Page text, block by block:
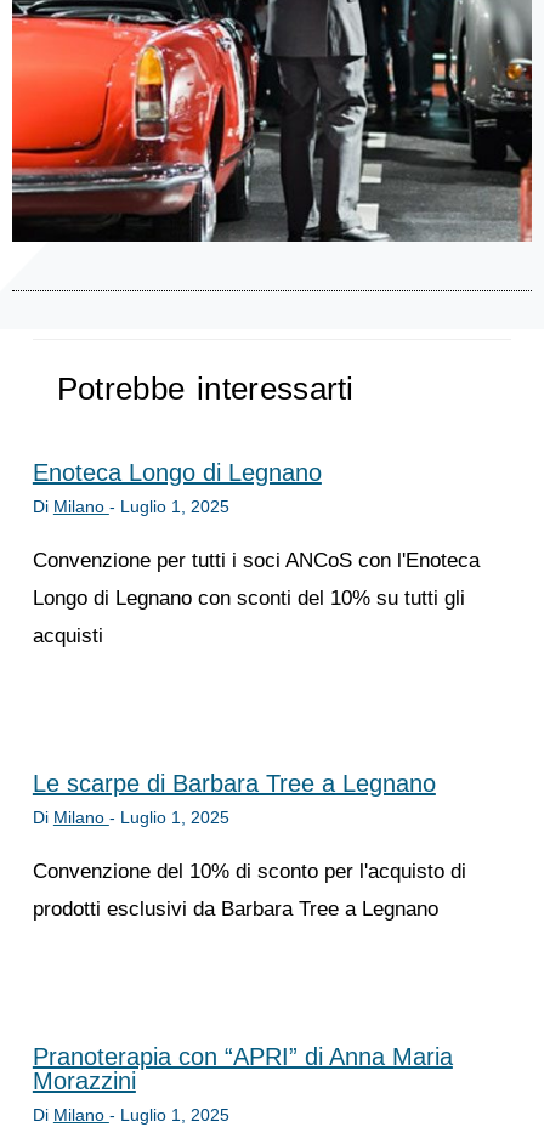
Potrebbe interessarti
Enoteca Longo di Legnano
Di Milano - Luglio 1, 2025
Convenzione per tutti i soci ANCoS con l'Enoteca
Longo di Legnano con sconti del 10% su tutti gli
acquisti
Le scarpe di Barbara Tree a Legnano
Di Milano - Luglio 1, 2025
Convenzione del 10% di sconto per l'acquisto di
prodotti esclusivi da Barbara Tree a Legnano
Pranoterapia con “APRI” di Anna Maria
Morazzini
Di Milano - Luglio 1, 2025